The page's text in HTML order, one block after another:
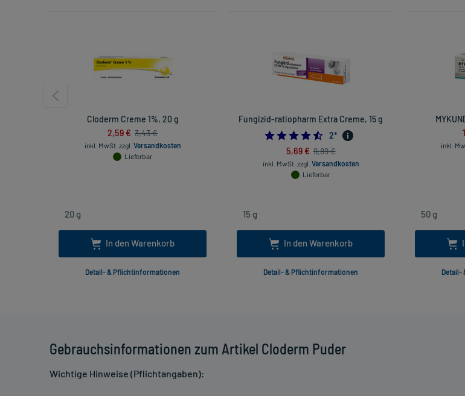
Gebrauchsinformationen zum Artikel Cloderm Puder
Wichtige Hinweise (Pflichtangaben):
Cloderm Creme 1%, 20 g
2,59 € 3,43 €
inkl. MwSt. zzgl. Versandkosten
Lieferbar
In den Warenkorb
Detail- & Pflichtinformationen
Fungizid-ratiopharm Extra Creme, 15 g
4.5
2*
5,69 € 9,89 €
inkl. MwSt. zzgl. Versandkosten
Lieferbar
In den Warenkorb
Detail- & Pflichtinformationen
inkl.
Detail-